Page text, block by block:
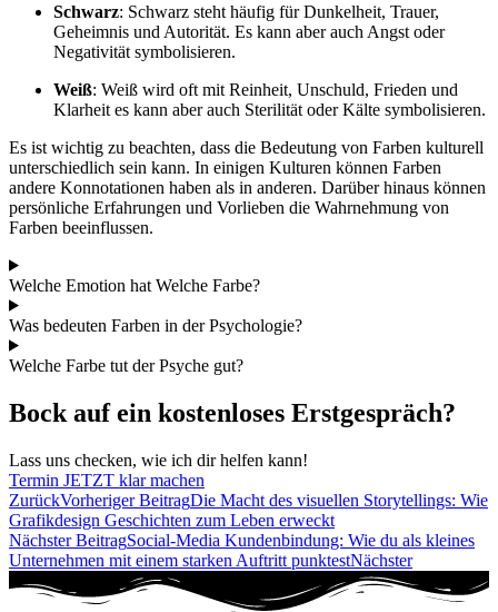
Schwarz: Schwarz steht häufig für Dunkelheit, Trauer,
Geheimnis und Autorität. Es kann aber auch Angst oder
Negativität symbolisieren.
Weiß: Weiß wird oft mit Reinheit, Unschuld, Frieden und
Klarheit es kann aber auch Sterilität oder Kälte symbolisieren.
Es ist wichtig zu beachten, dass die Bedeutung von Farben kulturell
unterschiedlich sein kann. In einigen Kulturen können Farben
andere Konnotationen haben als in anderen. Darüber hinaus können
persönliche Erfahrungen und Vorlieben die Wahrnehmung von
Farben beeinflussen.
Welche Emotion hat Welche Farbe?
Was bedeuten Farben in der Psychologie?
Welche Farbe tut der Psyche gut?
Bock auf ein kostenloses Erstgespräch?
Lass uns checken, wie ich dir helfen kann!
Termin JETZT klar machen
ZurückVorheriger BeitragDie Macht des visuellen Storytellings: Wie
Grafikdesign Geschichten zum Leben erweckt
Nächster BeitragSocial-Media Kundenbindung: Wie du als kleines
Unternehmen mit einem starken Auftritt punktestNächster